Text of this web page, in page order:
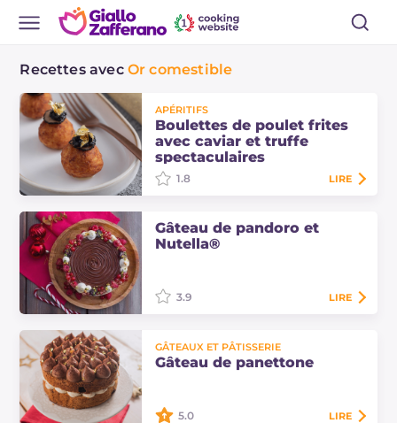
Recettes avec Or comestible
APÉRITIFS
Boulettes de poulet frites
avec caviar et truffe
spectaculaires
Les boulettes de poulet frites avec
caviar et truffe sont une entrée de
viande raffinée, idéale pour les fêtes
1.8 LIRE
Gâteau de pandoro et
Nutella®
moelleuse et ses crèmes
enveloppantes : le dessert parfait
3.9 LIRE
GÂTEAUX ET PÂTISSERIE
Gâteau de panettone
5.0 LIRE